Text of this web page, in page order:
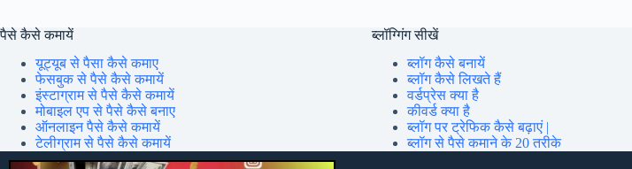
पैसे कैसे कमायें
यूट्यूब से पैसा कैसे कमाए
फेसबुक से पैसे कैसे कमायें
इंस्टाग्राम से पैसे कैसे कमायें
मोबाइल एप से पैसे कैसे बनाए
ऑनलाइन पैसे कैसे कमायें
टेलीग्राम से पैसे कैसे कमायें
ब्लॉग्गिंग सीखें
ब्लॉग कैसे बनायें
ब्लॉग कैसे लिखते हैं
वर्डप्रेस क्या है
कीवर्ड क्या है
ब्लॉग पर ट्रेफिक कैसे बढ़ाएं |
ब्लॉग से पैसे कमाने के 20 तरीके